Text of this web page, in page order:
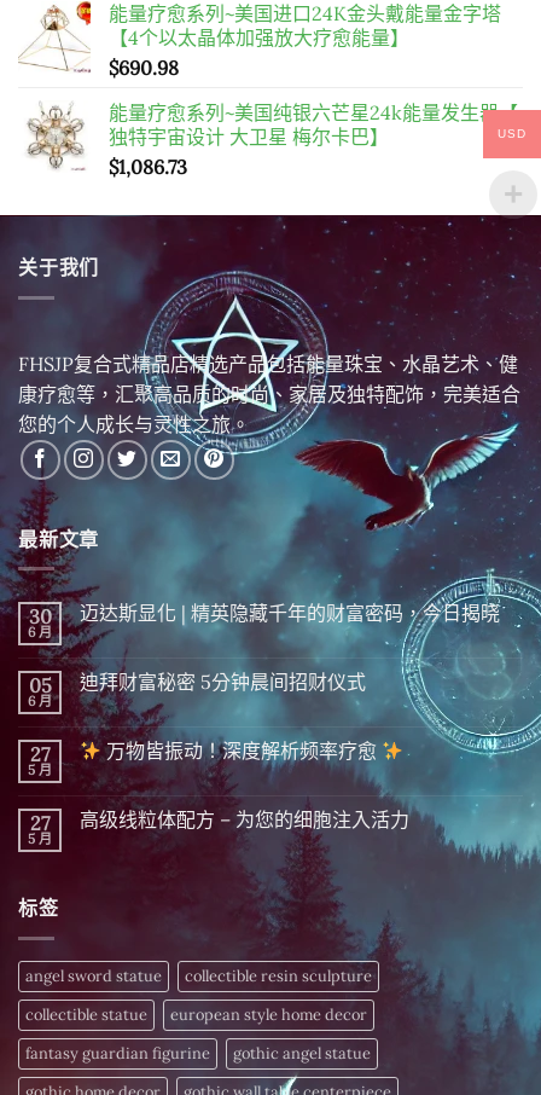
能量疗愈系列~美国进口24K金头戴能量金字塔
【4个以太晶体加强放大疗愈能量】
$690.98
能量疗愈系列~美国纯银六芒星24k能量发生器【
独特宇宙设计 大卫星 梅尔卡巴】
$1,086.73
关于我们
FHSJP复合式精品店精选产品包括能量珠宝、水晶艺术、健
康疗愈等，汇聚高品质的时尚、家居及独特配饰，完美适合
您的个人成长与灵性之旅。
最新文章
30
6 月
迈达斯显化 | 精英隐藏千年的财富密码，今日揭晓
在
〈迈
达
斯
显
化
|
精
英
隐
千
年
晓〉
中
尚
無
留
言
05
6 月
迪拜财富秘密 5分钟晨间招财仪式
在
〈迪
拜
财
富
密 5
分
钟
尚
無
留
言
27
5 月
万物皆振动！深度解析频率疗愈
在
万
频
率
疗
愈
〉
中
尚
無
留
言
27
5 月
高级线粒体配方 – 为您的细胞注入活力
–
为
您
的
细
胞
注
入
标签
angel sword statue
collectible resin sculpture
collectible statue
european style home decor
fantasy guardian figurine
gothic angel statue
USD